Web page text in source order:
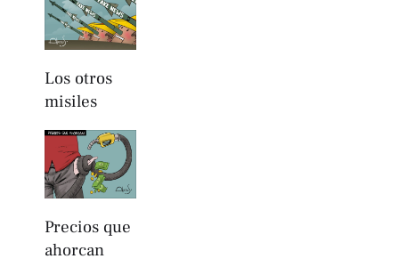
Los otros
misiles
Precios que
ahorcan